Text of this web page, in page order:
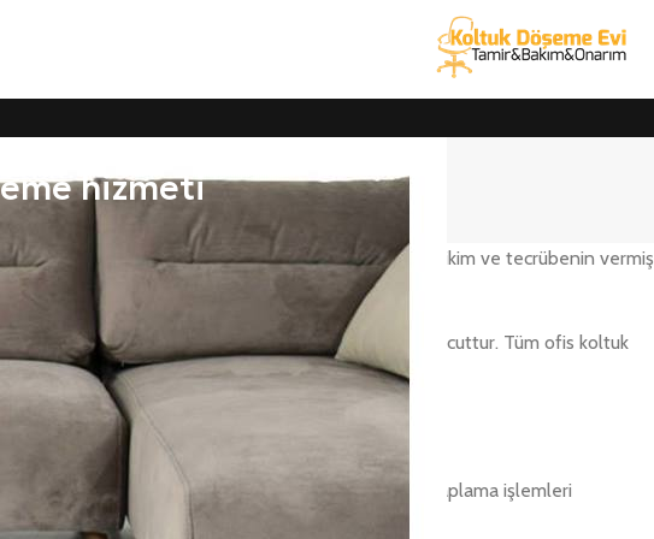
hizmeti
ve ofis koltuk yedek parça hizmetlerinde 25 yıllık birikim ve tecrübenin vermiş
döşeme – kaplama için ücretsiz keşif hizmetimiz mevcuttur. Tüm ofis koltuk
veriyoruz.
hizmetleri
oturma grubu ürünlerinizin tamiri, döşemesi ve kaplama işlemleri
tarihte ücretsiz nakliye ile teslim etmekteyiz.